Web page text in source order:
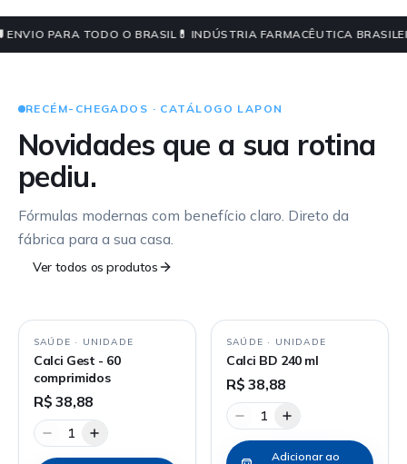
ENVIO PARA TODO O BRASIL💊 INDÚSTRIA FARMACÊUTICA
RECÉM-CHEGADOS · CATÁLOGO LAPON
Novidades que a sua rotina
pediu.
Fórmulas modernas com benefício claro. Direto da
fábrica para a sua casa.
Ver todos os produtos
SAÚDE · UNIDADE
Calci Gest - 60
comprimidos
R$ 38,88
1
SAÚDE · UNIDADE
Calci BD 240 ml
R$ 38,88
1
Adicionar ao